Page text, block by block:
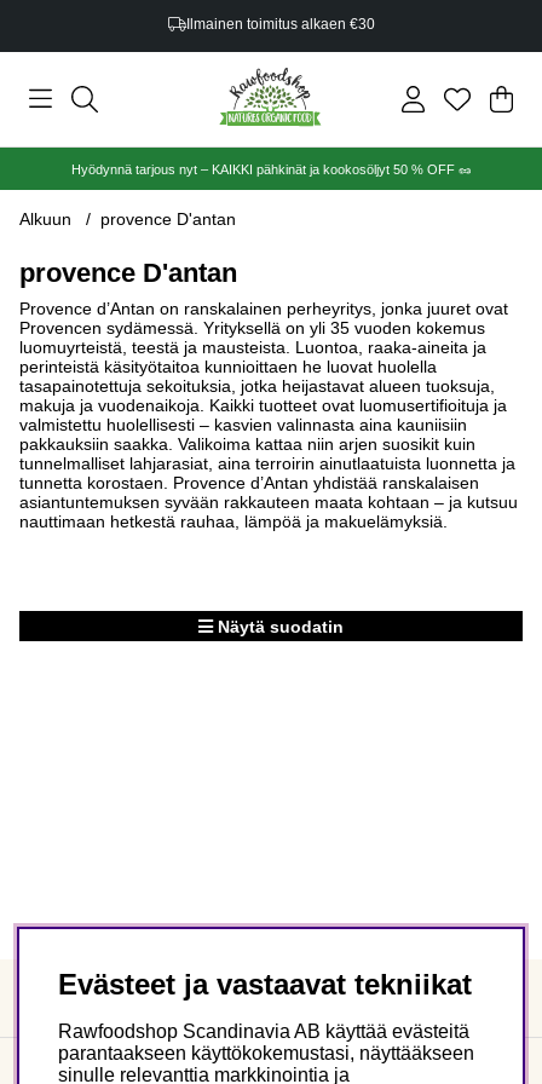
Ilmainen toimitus alkaen €30
.
Hyödynnä tarjous nyt – KAIKKI pähkinät ja kookosöljyt 50 % OFF 🥜
Alkuun provence D'antan
provence D'antan
Provence d’Antan on ranskalainen perheyritys, jonka juuret ovat
Provencen sydämessä. Yrityksellä on yli 35 vuoden kokemus
luomuyrteistä, teestä ja mausteista. Luontoa, raaka-aineita ja
perinteistä käsityötaitoa kunnioittaen he luovat huolella
tasapainotettuja sekoituksia, jotka heijastavat alueen tuoksuja,
makuja ja vuodenaikoja. Kaikki tuotteet ovat luomusertifioituja ja
valmistettu huolellisesti – kasvien valinnasta aina kauniisiin
pakkauksiin saakka. Valikoima kattaa niin arjen suosikit kuin
tunnelmalliset lahjarasiat, aina terroirin ainutlaatuista luonnetta ja
tunnetta korostaen. Provence d’Antan yhdistää ranskalaisen
asiantuntemuksen syvään rakkauteen maata kohtaan – ja kutsuu
nauttimaan hetkestä rauhaa, lämpöä ja makuelämyksiä.
Näytä suodatin
Evästeet ja vastaavat tekniikat
Rawfoodshop Scandinavia AB käyttää evästeitä
parantaakseen käyttökokemustasi, näyttääkseen
sinulle relevanttia markkinointia ja